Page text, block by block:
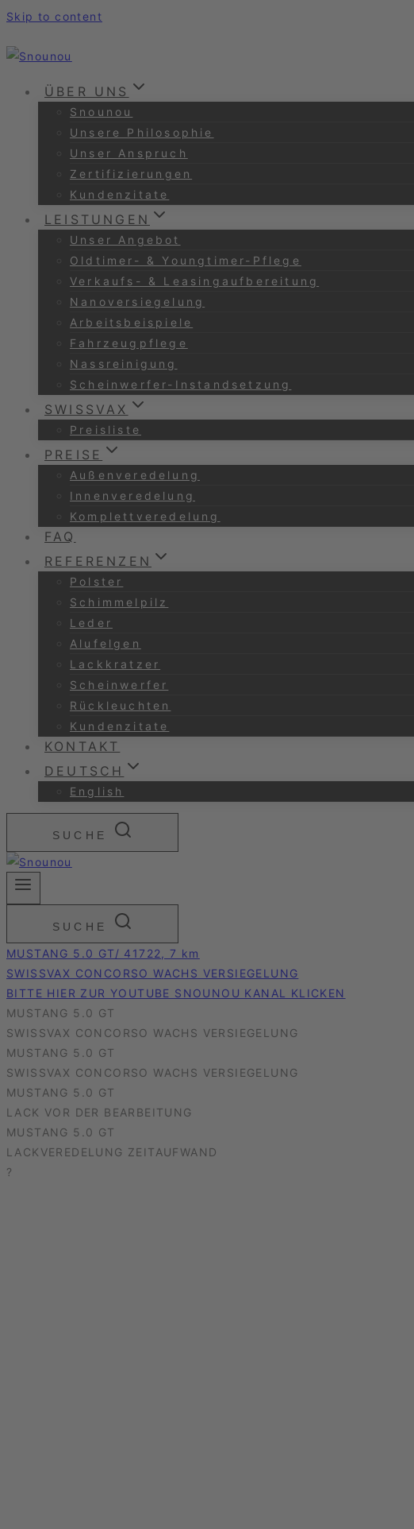
Skip to content
ÜBER UNS
Snounou
Unsere Philosophie
Unser Anspruch
Zertifizierungen
Kundenzitate
LEISTUNGEN
Unser Angebot
Oldtimer- & Youngtimer-Pflege
Verkaufs- & Leasingaufbereitung
Nanoversiegelung
Arbeitsbeispiele
Fahrzeugpflege
Nassreinigung
Scheinwerfer-Instandsetzung
SWISSVAX
Preisliste
PREISE
Außenveredelung
Innenveredelung
Komplettveredelung
FAQ
REFERENZEN
Polster
Schimmelpilz
Leder
Alufelgen
Lackkratzer
Scheinwerfer
Rückleuchten
Kundenzitate
KONTAKT
DEUTSCH
English
SUCHE
SUCHE
MUSTANG 5.0 GT/ 41722, 7 km
SWISSVAX CONCORSO WACHS VERSIEGELUNG
BITTE HIER ZUR YOUTUBE SNOUNOU KANAL KLICKEN
MUSTANG 5.0 GT
SWISSVAX CONCORSO WACHS VERSIEGELUNG
MUSTANG 5.0 GT
SWISSVAX CONCORSO WACHS VERSIEGELUNG
MUSTANG 5.0 GT
LACK VOR DER BEARBEITUNG
MUSTANG 5.0 GT
LACKVEREDELUNG ZEITAUFWAND
?